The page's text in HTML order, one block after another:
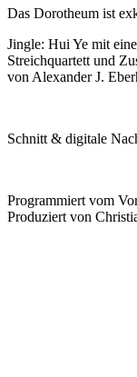
Das Dorotheum ist
Jingle: Hui Ye mit
Streichquartett und
von Alexander J.
Schnitt & digitale
Programmiert vom
Produziert von